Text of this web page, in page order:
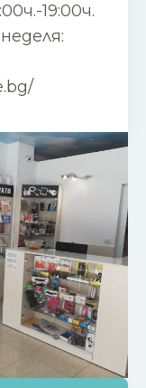
19:00ч.